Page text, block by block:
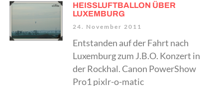
HEISSLUFTBALLON ÜBER
LUXEMBURG
24. November 2011
Entstanden auf der Fahrt nach
Luxemburg zum J.B.O. Konzert in
der Rockhal. Canon PowerShow
Pro1 pixlr-o-matic